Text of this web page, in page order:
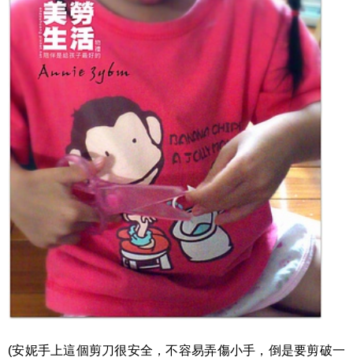
(安妮手上這個剪刀很安全，不容易弄傷小手，倒是要剪破一